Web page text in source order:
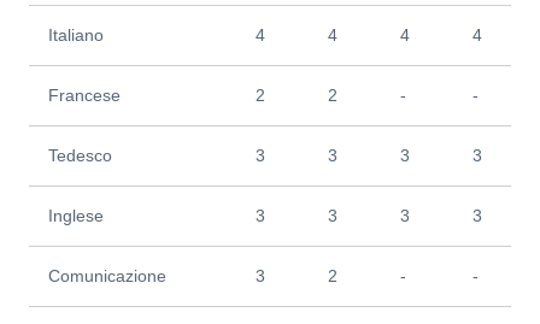
Italiano 4 4 4 4
Francese 2 2 - -
Tedesco 3 3 3 3
Inglese 3 3 3 3
Comunicazione 3 2 - -